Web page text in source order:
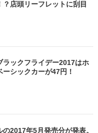
？店頭リーフレットに刮目
ラックフライデー2017はホ
ーシックカーが47円！
2017年5月発売分が発表。